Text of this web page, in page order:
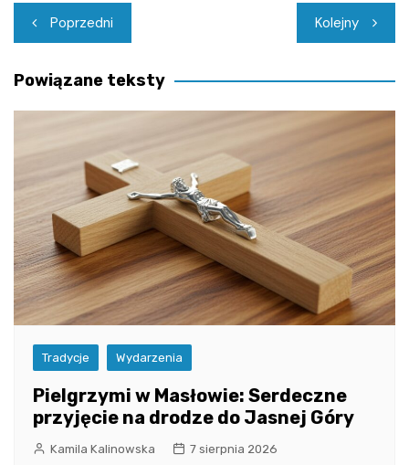
Nawigacja
wpisu
Poprzedni Kolejny
Powiązane teksty
Tradycje Wydarzenia
Pielgrzymi w Masłowie: Serdeczne
przyjęcie na drodze do Jasnej Góry
Kamila Kalinowska 7 sierpnia 2026